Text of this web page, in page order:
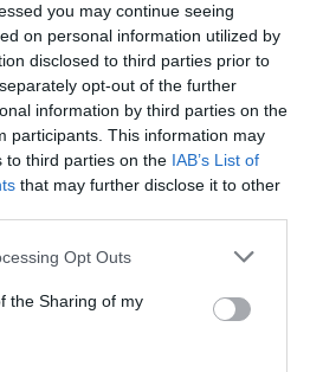
you may continue seeing
on personal information utilized by
disclosed to third parties prior to
opt-out of the further
information by third parties on the
participants. This information may
to third parties on the IAB’s List of
that may further disclose it to other
Opt Outs
the Sharing of my